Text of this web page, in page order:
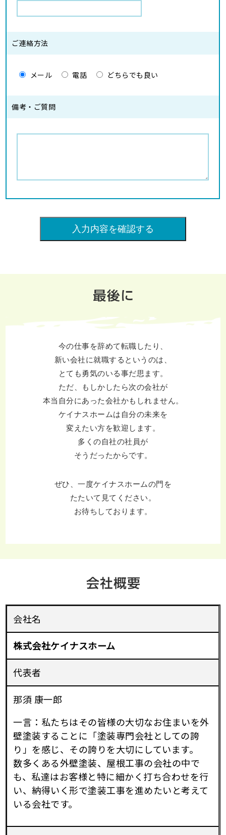
ご連絡方法
メール 電話 どちらでも良い
備考・ご質問
今の仕事を辞めて転職したり、
新い会社に就職するというのは、
とても勇気のいる事だ思ます。
ただ、もしかしたら次の会社が
本当自分にあった会社かもしれません。
ケイナスホームは自分の未来を
変えたい方を歓迎します。
多くの自社の社員が
そうだったからです。
ぜひ、一度ケイナスホームの門を
たたいて見てください。
お待ちしております。
会社名
株式会社ケイナスホーム
代表者
那須 康一郎
一言：私たちはその皆様の大切なお住まいを外
壁塗装することに「塗装専門会社としての誇
り」を感じ、その誇りを大切にしています。
数多くある外壁塗装、屋根工事の会社の中で
も、私達はお客様と特に細かく打ち合わせを行
い、納得いく形で塗装工事を進めたいと考えて
いる会社です。